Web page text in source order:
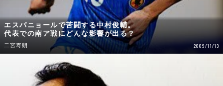
エスパニョールで苦闘する中村俊輔。
代表での南ア戦にどんな影響が出る？
二宮寿朗 2009/11/13